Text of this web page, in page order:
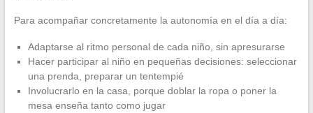
Para acompañar concretamente la autonomía en el día a día:
Adaptarse al ritmo personal de cada niño, sin apresurarse
Hacer participar al niño en pequeñas decisiones: seleccionar
una prenda, preparar un tentempié
Involucrarlo en la casa, porque doblar la ropa o poner la
mesa enseña tanto como jugar